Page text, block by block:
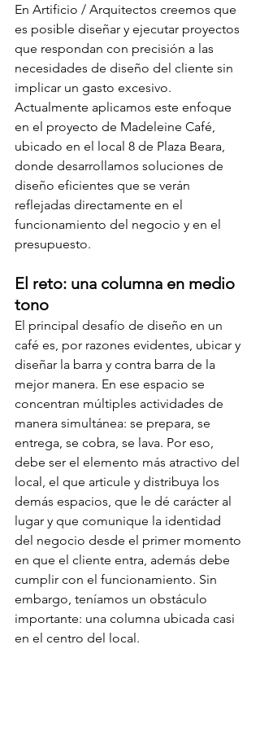
En Artificio / Arquitectos creemos que
es posible diseñar y ejecutar proyectos
que respondan con precisión a las
necesidades de diseño del cliente sin
implicar un gasto excesivo.
Actualmente aplicamos este enfoque
en el proyecto de Madeleine Café,
ubicado en el local 8 de Plaza Beara,
donde desarrollamos soluciones de
diseño eficientes que se verán
reflejadas directamente en el
funcionamiento del negocio y en el
presupuesto.
El reto: una columna en medio
tono
El principal desafío de diseño en un
café es, por razones evidentes, ubicar y
diseñar la barra y contra barra de la
mejor manera. En ese espacio se
concentran múltiples actividades de
manera simultánea: se prepara, se
entrega, se cobra, se lava. Por eso,
debe ser el elemento más atractivo del
local, el que articule y distribuya los
demás espacios, que le dé carácter al
lugar y que comunique la identidad
del negocio desde el primer momento
en que el cliente entra, además debe
cumplir con el funcionamiento. Sin
embargo, teníamos un obstáculo
importante: una columna ubicada casi
en el centro del local.